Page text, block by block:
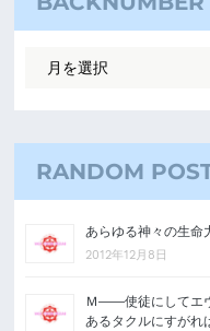
RANDOM
あらゆる神々の生命
2012年12月8日
Ｍ――使徒にしてエ
あるタクルにすがれ